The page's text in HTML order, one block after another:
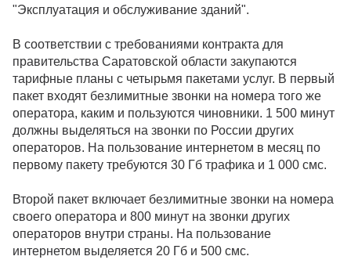
"Эксплуатация и обслуживание зданий".
В соответствии с требованиями контракта для
правительства Саратовской области закупаются
тарифные планы с четырьмя пакетами услуг. В первый
пакет входят безлимитные звонки на номера того же
оператора, каким и пользуются чиновники. 1 500 минут
должны выделяться на звонки по России других
операторов. На пользование интернетом в месяц по
первому пакету требуются 30 Гб трафика и 1 000 смс.
Второй пакет включает безлимитные звонки на номера
своего оператора и 800 минут на звонки других
операторов внутри страны. На пользование
интернетом выделяется 20 Гб и 500 смс.